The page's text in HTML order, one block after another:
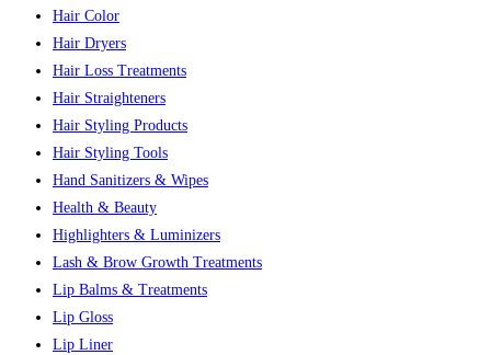
Hair Color
Hair Dryers
Hair Loss Treatments
Hair Straighteners
Hair Styling Products
Hair Styling Tools
Hand Sanitizers & Wipes
Health & Beauty
Highlighters & Luminizers
Lash & Brow Growth Treatments
Lip Balms & Treatments
Lip Gloss
Lip Liner